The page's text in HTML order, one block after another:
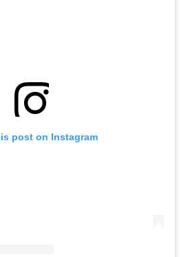
post on Instagram